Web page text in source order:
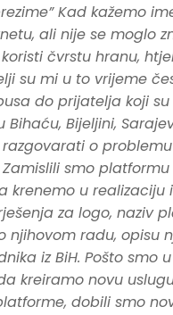
Kad kažemo
ali nije se moglo
čvrstu hranu,
su mi u to vrijeme
do prijatelja koji
Bijeljini,
o
smo
u realizaciju
za logo, naziv
radu, opisu
iz BiH. Pošto
novu
dobili smo